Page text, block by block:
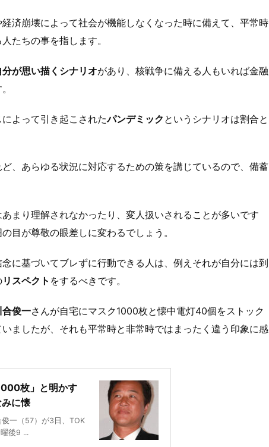
済崩壊によって社会が機能しなくなった時に備えて、平常時
たちの事を指します。
分が思い描くシナリオがあり、核戦争に備える人もいれば金融
よって引き起こされたパンデミック というシナリオは割合と
、あらゆる状況に対応するための策を講じているので、備蓄
まり理解されなかったり、変人扱いされることが多いです
目が尊敬の眼差しに変わるでしょう。
に基づいてブレずに行動できる人は、例えそれが自分には到
リスペクト をするべきです。
合俊一さんが自宅にマスク1000枚と懐中電灯40個をストック
ましたが、それも平常時と非常時ではまったく違う印象に感
枚」と明かす
みに懐
一（57）が3日、TOK
後9 ...